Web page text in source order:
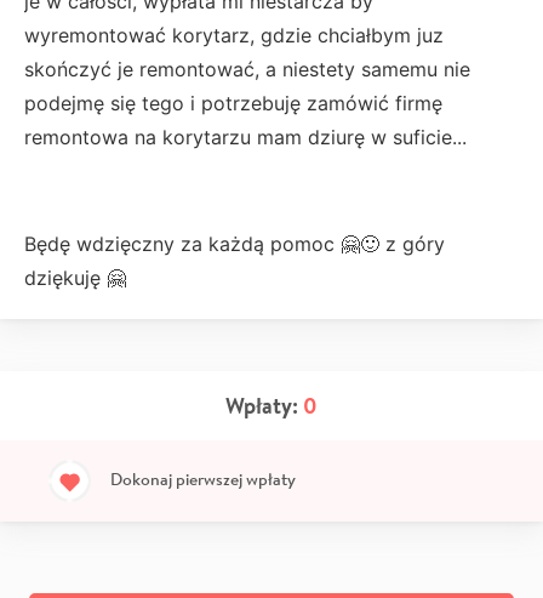
wyremontować korytarz, gdzie chciałbym juz
skończyć je remontować, a niestety samemu nie
podejmę się tego i potrzebuję zamówić firmę
remontowa na korytarzu mam dziurę w suficie...
Będę wdzięczny za każdą pomoc 🤗🙂 z góry
dziękuję 🤗
Wpłaty: 0
Dokonaj pierwszej wpłaty